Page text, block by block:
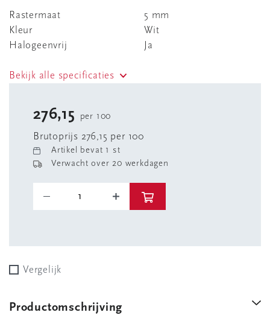
Rastermaat
5 mm
Kleur
Wit
Halogeenvrij
Ja
Bekijk alle specificaties
276,15 per 100
Brutoprijs 276,15 per 100
Artikel bevat 1 st
Verwacht over 20 werkdagen
Vergelijk
Productomschrijving